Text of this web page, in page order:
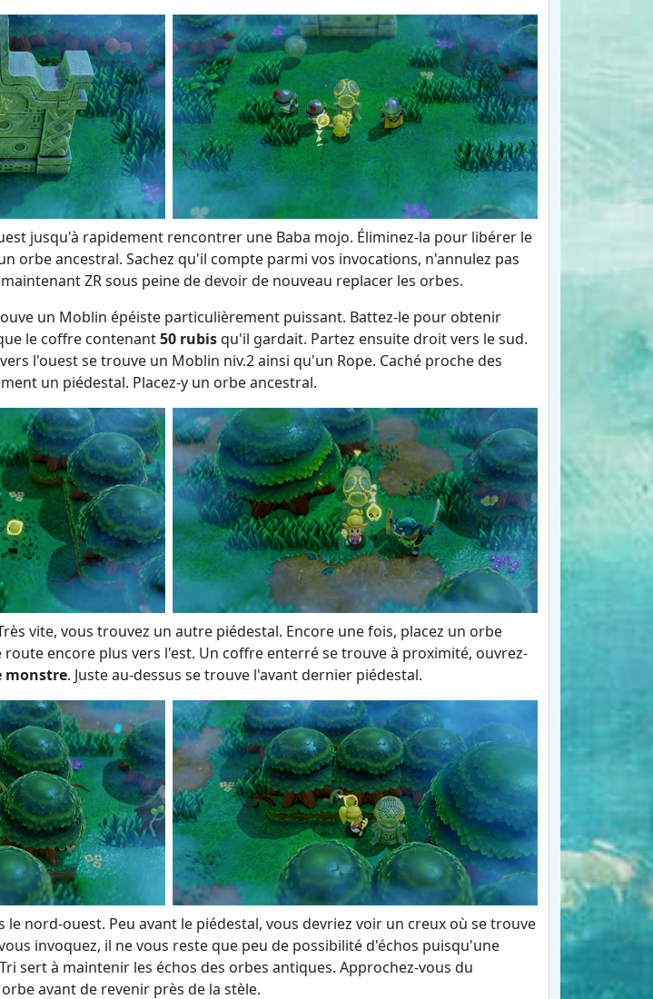
jusqu'à rapidement rencontrer une Baba mojo. Éliminez-la pour libérer le
orbe ancestral. Sachez qu'il compte parmi vos invocations, n'annulez pas
ZR sous peine de devoir de nouveau replacer les orbes.
un Moblin épéiste particulièrement puissant. Battez-le pour obtenir
le coffre contenant50 rubisqu'il gardait. Partez ensuite droit vers le sud.
l'ouest se trouve un Moblin niv.2 ainsi qu'un Rope. Caché proche des
un piédestal. Placez-y un orbe ancestral.
vite, vous trouvez un autre piédestal. Encore une fois, placez un orbe
encore plus vers l'est. Un coffre enterré se trouve à proximité, ouvrez-
monstre. Juste au-dessus se trouve l'avant dernier piédestal.
le nord-ouest. Peu avant le piédestal, vous devriez voir un creux où se trouve
invoquez, il ne vous reste que peu de possibilité d'échos puisqu'une
sert à maintenir les échos des orbes antiques. Approchez-vous du
avant de revenir près de la stèle.